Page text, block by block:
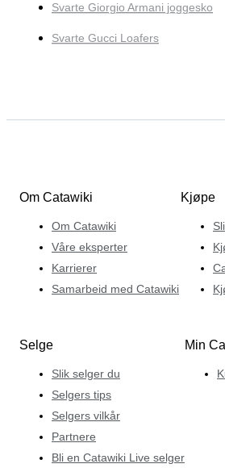
Svarte Giorgio Armani joggesko
Svarte Gucci Loafers
Om Catawiki
Om Catawiki
Våre eksperter
Karrierer
Samarbeid med Catawiki
Kjøpe
Selge
Slik selger du
Selgers tips
Selgers vilkår
Partnere
Bli en Catawiki Live selger
Min